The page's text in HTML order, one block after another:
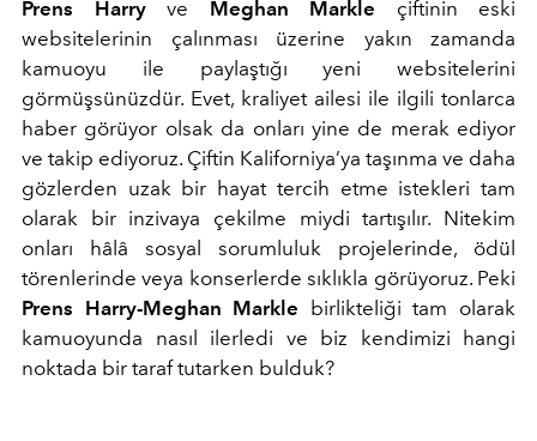
Prens Harryve Meghan Markle çiftinin eski
websitelerinin çalınması üzerine yakın zamanda
kamuoyu ile paylaştığı yeni websitelerini
görmüşsünüzdür. Evet, kraliyet ailesi ile ilgili tonlarca
haber görüyor olsak da onları yine de merak ediyor
ve takip ediyoruz. Çiftin Kaliforniya’ya taşınma ve daha
gözlerden uzak bir hayat tercih etme istekleri tam
olarak bir inzivaya çekilme miydi tartışılır. Nitekim
onları hâlâ sosyal sorumluluk projelerinde, ödül
törenlerinde veya konserlerde sıklıkla görüyoruz. Peki
Prens Harry-Meghan Markle birlikteliği tam olarak
kamuoyunda nasıl ilerledi ve biz kendimizi hangi
noktada bir taraf tutarken bulduk?